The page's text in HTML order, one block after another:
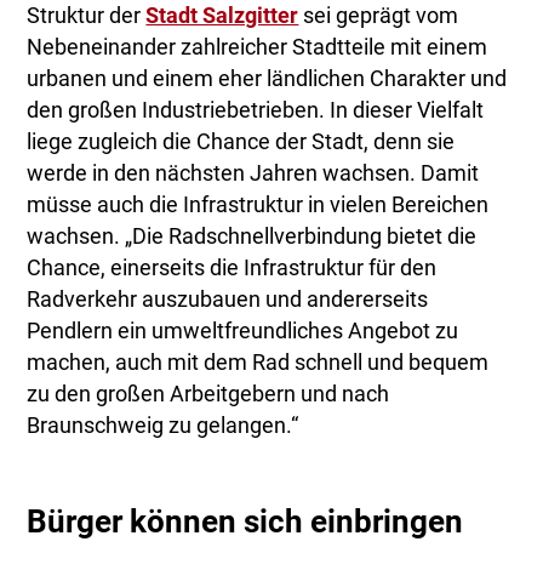
Struktur derStadt Salzgitter sei geprägt vom
Nebeneinander zahlreicher Stadtteile mit einem
urbanen und einem eher ländlichen Charakter und
den großen Industriebetrieben. In dieser Vielfalt
liege zugleich die Chance der Stadt, denn sie
werde in den nächsten Jahren wachsen. Damit
müsse auch die Infrastruktur in vielen Bereichen
wachsen. „Die Radschnellverbindung bietet die
Chance, einerseits die Infrastruktur für den
Radverkehr auszubauen und andererseits
Pendlern ein umweltfreundliches Angebot zu
machen, auch mit dem Rad schnell und bequem
zu den großen Arbeitgebern und nach
Braunschweig zu gelangen.“
Bürger können sich einbringen